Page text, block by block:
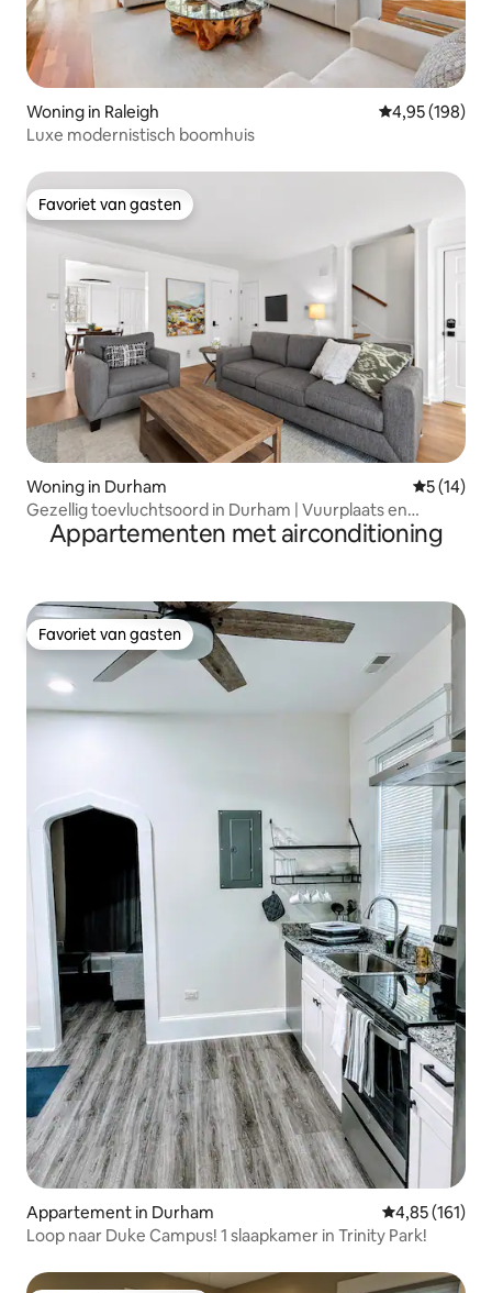
Woning in Raleigh Gemiddelde
4,95 (198)
Luxe modernistisch boomhuis
Favoriet van gasten
Favoriet van gasten
Woning in Durham
5 (14)
Gezellig toevluchtsoord in Durham | Vuurplaats en
hondvriendelijk
Appartementen met airconditioning
Favoriet van gasten
Favoriet van gasten
Appartement in Durham Gemiddelde
4,85 (161)
Loop naar Duke Campus! 1 slaapkamer in Trinity Park!